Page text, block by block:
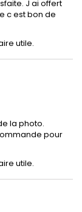
J ai offert
c est bon de
utile.
la photo.
pour
utile.